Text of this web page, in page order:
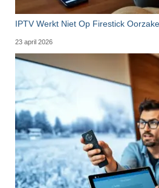
IPTV Werkt Niet Op Firestick
23 april 2026